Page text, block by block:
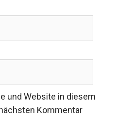
und Website in diesem
Kommentar